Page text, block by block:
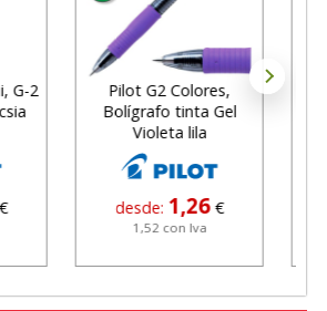
G-2
Pilot G2 Colores,
Bolígrafo tinta Gel
Violeta lila
desde:1,26 €
1,52 con Iva